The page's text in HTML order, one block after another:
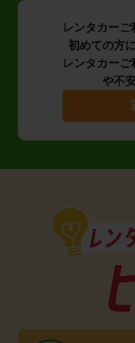
レンタカーご
初めての方
レンタカー
や不